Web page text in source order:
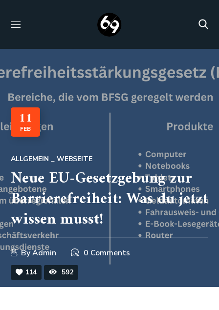
11
FEB
ALLGEMEIN WEBSEITE
Neue EU-Gesetzgebung zur
Barrierefreiheit: Was du jetzt
wissen musst!
ByAdmin 0 Comments
114 592